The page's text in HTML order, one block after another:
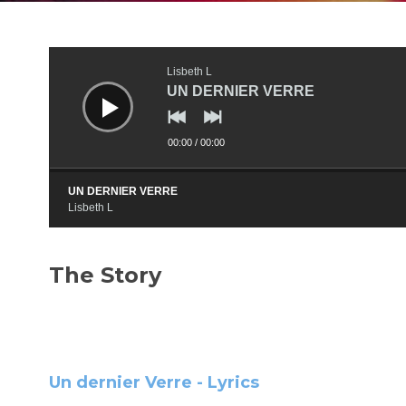
Lisbeth L
UN DERNIER VERRE
00:00/ 00:00
UN DERNIER VERRE
Lisbeth L
The Story
Un dernier Verre - Lyrics